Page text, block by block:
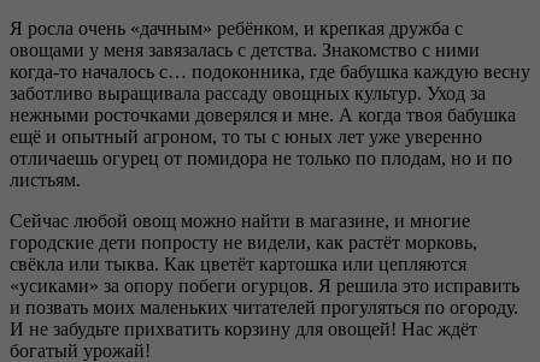
Я росла очень «дачным» ребёнком, и крепкая дружба с
овощами у меня завязалась с детства. Знакомство с ними
когда-то началось с… подоконника, где бабушка каждую весну
заботливо выращивала рассаду овощных культур. Уход за
нежными росточками доверялся и мне. А когда твоя бабушка
ещё и опытный агроном, то ты с юных лет уже уверенно
отличаешь огурец от помидора не только по плодам, но и по
листьям.
Сейчас любой овощ можно найти в магазине, и многие
городские дети попросту не видели, как растёт морковь,
свёкла или тыква. Как цветёт картошка или цепляются
«усиками» за опору побеги огурцов. Я решила это исправить
и позвать моих маленьких читателей прогуляться по огороду.
И не забудьте прихватить корзину для овощей! Нас ждёт
богатый урожай!